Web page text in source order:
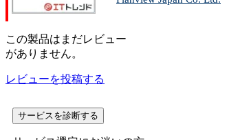
この製品はまだレビュー
がありません。
レビューを投稿する
サービスを診断する